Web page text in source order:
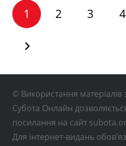
1 2 3 4
© Використання матеріалів
Субота Онлайн
посилання на сайт
Для інтернет-видань